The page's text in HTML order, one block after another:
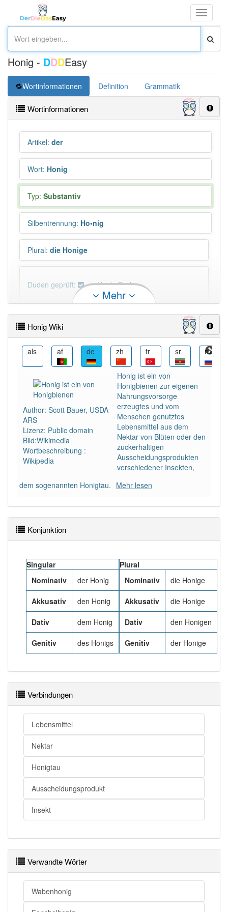
Toggle
Honig - DDDEasy
Wortinformationen Definition Grammatik
Wortinformationen
Artikel: der
Wort: Honig
Typ: Substantiv
Silbentrennung: Ho•nig
Plural: die Honige
Duden geprüft: Honig Duden
PowerIndex:225
Häufigkeit: 4 von 10
Wörter mit Endung : 14
Wörter mit Endung
aber mit einem anderen
Artikelder: 0
83% unserer Spielapp-Nutzer haben den Artikel
korrekt erraten.
Mehr
Honig Wiki
als
Author: Scott Bauer, USDA
ARS
Lizenz: Public domain
Bild:Wikimedia
Wortbeschreibung :
Wikipedia
Honig ist ein von
Honigbienen zur eigenen
Nahrungsvorsorge
erzeugtes und vom
Menschen genutztes
Lebensmittel aus dem
Nektar von Blüten oder den
zuckerhaltigen
Ausscheidungsprodukten
verschiedener Insekten,
dem sogenannten Honigtau. Mehr lesen
Konjunktion
Singular
Nominativ
der Honig
Akkusativ den Honig
Dativ dem Honig
Genitiv des Honigs
Plural
Nominativ
die Honige
Akkusativ die Honige
Dativ den Honigen
Genitiv der Honige
Verbindungen
Lebensmittel
Nektar
Honigtau
Ausscheidungsprodukt
Insekt
Verwandte Wörter
Wabenhonig